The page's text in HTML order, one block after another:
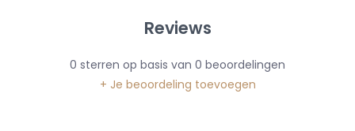
Reviews
0 sterren op basis van 0 beoordelingen
+ Je beoordeling toevoegen